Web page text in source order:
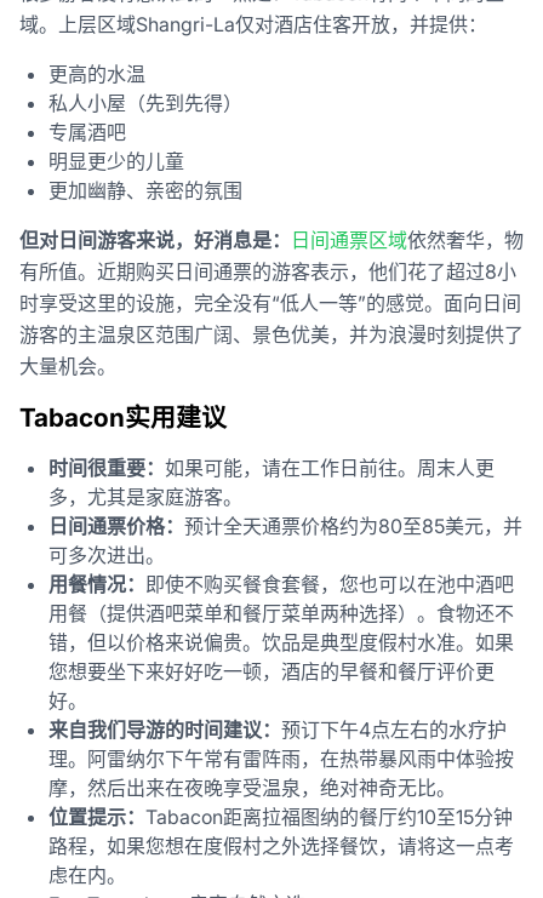
域。上层区域Shangri-La仅对酒店住客开放，并提供：
更高的水温
私人小屋（先到先得）
专属酒吧
明显更少的儿童
更加幽静、亲密的氛围
但对日间游客来说，好消息是： 日间通票区域依然奢华，物
有所值。近期购买日间通票的游客表示，他们花了超过8小
时享受这里的设施，完全没有“低人一等”的感觉。面向日间
游客的主温泉区范围广阔、景色优美，并为浪漫时刻提供了
大量机会。
Tabacon实用建议
时间很重要： 如果可能，请在工作日前往。周末人更
多，尤其是家庭游客。
日间通票价格： 预计全天通票价格约为80至85美元，并
可多次进出。
用餐情况： 即使不购买餐食套餐，您也可以在池中酒吧
用餐（提供酒吧菜单和餐厅菜单两种选择）。食物还不
错，但以价格来说偏贵。饮品是典型度假村水准。如果
您想要坐下来好好吃一顿，酒店的早餐和餐厅评价更
好。
来自我们导游的时间建议： 预订下午4点左右的水疗护
理。阿雷纳尔下午常有雷阵雨，在热带暴风雨中体验按
摩，然后出来在夜晚享受温泉，绝对神奇无比。
位置提示： Tabacon距离拉福图纳的餐厅约10至15分钟
路程，如果您想在度假村之外选择餐饮，请将这一点考
虑在内。